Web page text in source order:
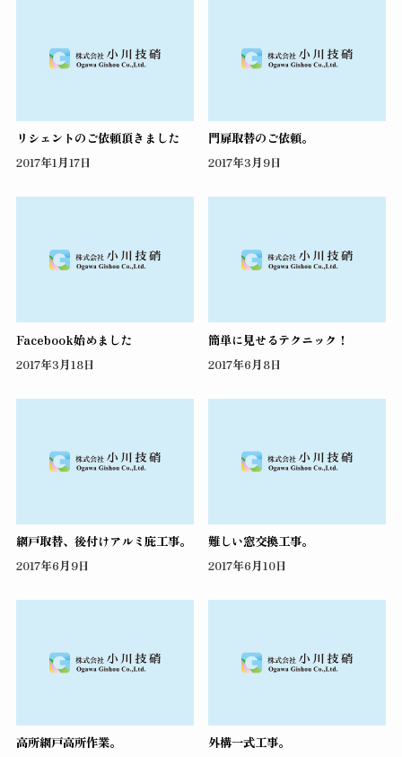
リシェントのご依頼頂きました
2017年1月17日
門扉取替のご依頼。
2017年3月9日
Facebook始めました
2017年3月18日
簡単に見せるテクニック！
2017年6月8日
網戸取替、後付けアルミ庇工事。
2017年6月9日
難しい窓交換工事。
2017年6月10日
高所網戸高所作業。 外構一式工事。